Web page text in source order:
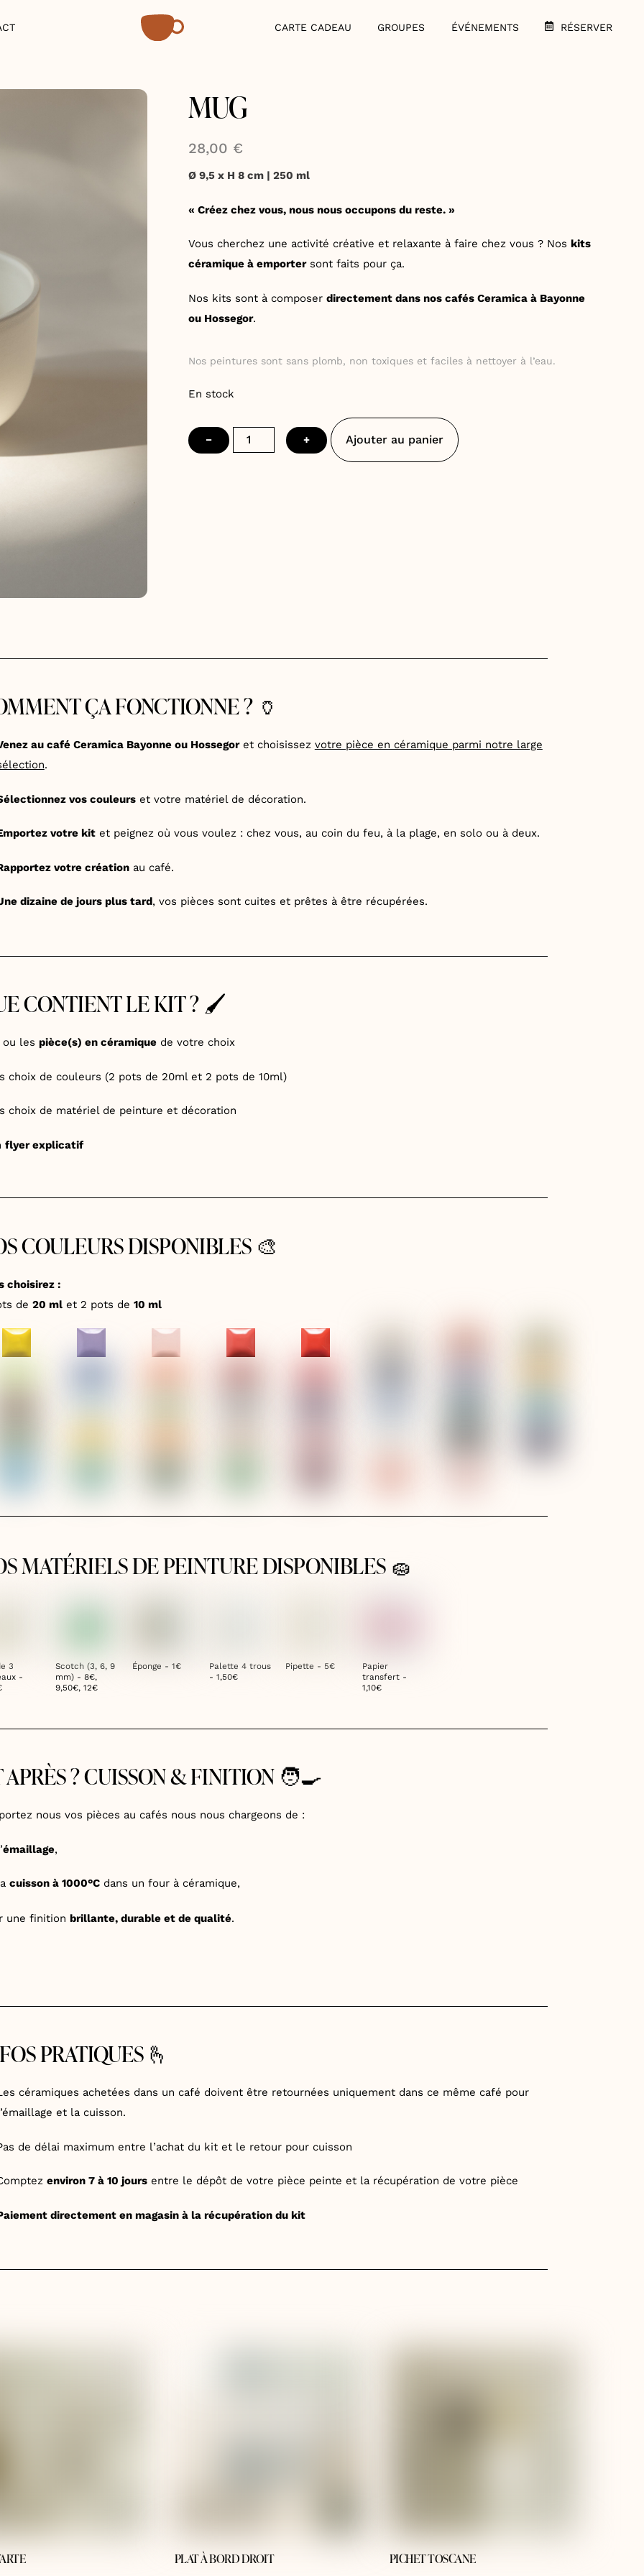
CARTE CADEAU GROUPES ÉVÉNEMENTS RÉSERVER
MUG
28,00 €
Ø 9,5 x H 8 cm | 250 ml
« Créez chez vous, nous nous occupons du reste. »
Vous cherchez une activité créative et relaxante à faire chez vous ? Nos kits
céramique à emportersont faits pour ça.
Nos kits sont à composerdirectement dans nos cafés Ceramica à Bayonne
ou Hossegor.
Nos peintures sont sans plomb, non toxiques et faciles à nettoyer à l’eau.
En stock
−
quantité
de
+ Ajouter au panier
ÇA FONCTIONNE ? 🏺
au café Ceramica Bayonne ou Hossegoret choisissez votre pièce en céramique parmi notre large
.
vos couleurset votre matériel de décoration.
votre kitet peignez où vous voulez : chez vous, au coin du feu, à la plage, en solo ou à deux.
votre créationau café.
dizaine de jours plus tard, vos pièces sont cuites et prêtes à être récupérées.
CONTIENT LE KIT ? 🖌️
ou les pièce(s) en céramiquede votre choix
choix de couleurs (2 pots de 20ml et 2 pots de 10ml)
choix de matériel de peinture et décoration
flyer explicatif
COULEURS DISPONIBLES 🎨
choisirez :
de 20 mlet 2 pots de 10 ml
MATÉRIELS DE PEINTURE DISPONIBLES 🧽
3
-
Scotch (3, 6, 9
mm) - 8€,
9,50€, 12€
Éponge - 1€
Palette 4 trous
- 1,50€
Pipette - 5€
Papier
transfert -
1,10€
APRÈS ? CUISSON & FINITION 🧑‍🍳
nous vos pièces au cafés nous nous chargeons de :
émaillage,
cuisson à 1000°Cdans un four à céramique,
une finition brillante, durable et de qualité.
PRATIQUES 🫰
céramiques achetées dans un café doivent être retournées uniquement dans ce même café pour
et la cuisson.
de délai maximum entre l’achat du kit et le retour pour cuisson
environ 7 à 10 joursentre le dépôt de votre pièce peinte et la récupération de votre pièce
directement en magasin à la récupération du kit
PLAT À BORD DROIT PICHET TOSCANE